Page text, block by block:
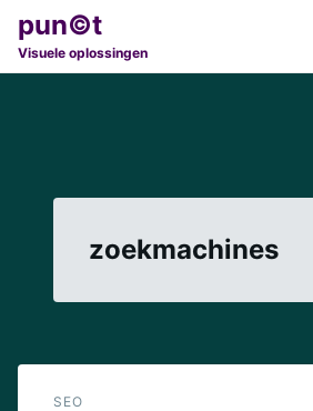
Ga
naar
Zoeken
naar:
pun©t
Visuele oplossingen
zoekmachines
SEO